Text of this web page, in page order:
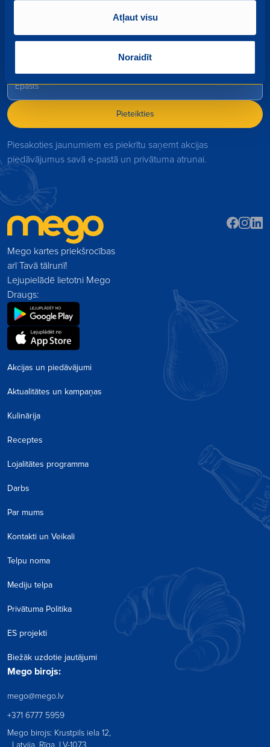
Atļaut visu
Noraidīt
Piesakies Mego jaunumiem
Pieteikties
Piesakoties jaunumiem es piekrītu saņemt akcijas
piedāvājumus savā e-pastā un privātuma atrunai.
Mego kartes priekšrocības
arī Tavā tālrunī!
Lejupielādē lietotni Mego
Draugs:
Akcijas un piedāvājumi
Aktualitātes un kampaņas
Kulinārija
Receptes
Lojalitātes programma
Darbs
Par mums
Kontakti un Veikali
Telpu noma
Mediju telpa
Privātuma Politika
ES projekti
Biežāk uzdotie jautājumi
Mego birojs:
mego@mego.lv
+371 6777 5959
Mego birojs: Krustpils iela 12,
Latvija, Rīga, LV-1073